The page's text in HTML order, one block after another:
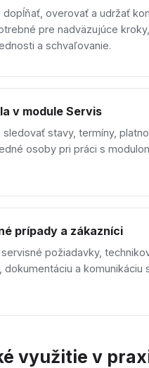
dopĺňať, overovať a udržať
pre nadväzujúce kroky,
a schvaľovanie.
v module Servis
sledovať stavy, termíny,
osoby pri práci s
prípady a zákazníci
požiadavky,
dokumentáciu a komunikáciu
využitie v